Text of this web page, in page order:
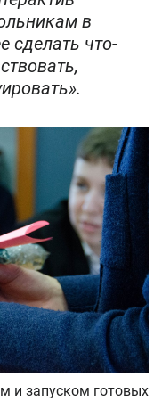
в
сделать что-
и запуском готовых